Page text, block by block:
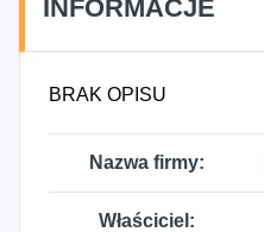
INFORMACJE
BRAK OPISU
Nazwa firmy:
Właściciel: